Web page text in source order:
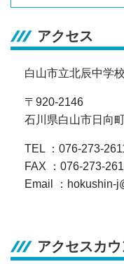
アクセス
白山市立北辰中学校
〒920-2146
石川県白山市日向
TEL ：076-273-
FAX ：076-273-
Email ：hokushin-
アクセスカ